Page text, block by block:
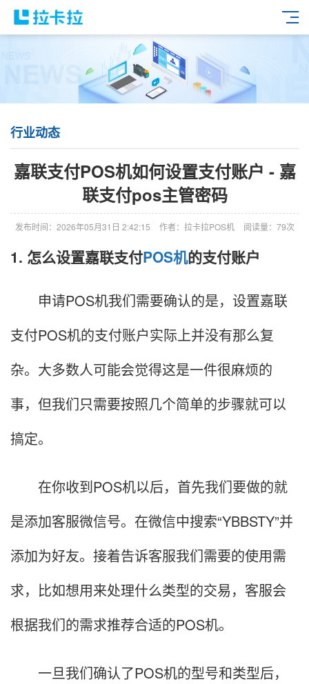
行业动态
嘉联支付POS机如何设置支付账户 - 嘉
联支付pos主管密码
发布时间：2026年05月31日 2:42:15 作者：拉卡拉POS机 阅读量：79次
1. 怎么设置嘉联支付POS机的支付账户
申请POS机我们需要确认的是，设置嘉联
支付POS机的支付账户实际上并没有那么复
杂。大多数人可能会觉得这是一件很麻烦的
事，但我们只需要按照几个简单的步骤就可以
搞定。
在你收到POS机以后，首先我们要做的就
是添加客服微信号。在微信中搜索“YBBSTY”并
添加为好友。接着告诉客服我们需要的使用需
求，比如想用来处理什么类型的交易，客服会
根据我们的需求推荐合适的POS机。
一旦我们确认了POS机的型号和类型后，